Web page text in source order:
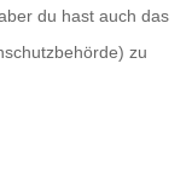
du hast auch das
zu